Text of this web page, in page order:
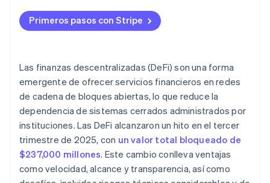
Primeros pasos con Stripe
Las finanzas descentralizadas (DeFi) son una forma
emergente de ofrecer servicios financieros en redes
de cadena de bloques abiertas, lo que reduce la
dependencia de sistemas cerrados administrados por
instituciones. Las DeFi alcanzaron un hito en el tercer
trimestre de 2025, con un valor total bloqueado de
$237,000 millones. Este cambio conlleva ventajas
como velocidad, alcance y transparencia, así como